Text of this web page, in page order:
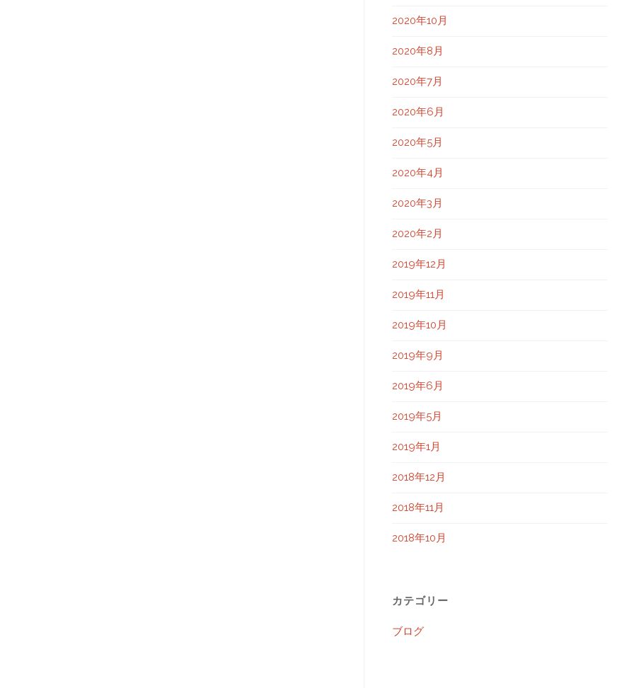
2020年10月
2020年8月
2020年7月
2020年6月
2020年5月
2020年4月
2020年3月
2020年2月
2019年12月
2019年11月
2019年10月
2019年9月
2019年6月
2019年5月
2019年1月
2018年12月
2018年11月
2018年10月
カテゴリー
ブログ